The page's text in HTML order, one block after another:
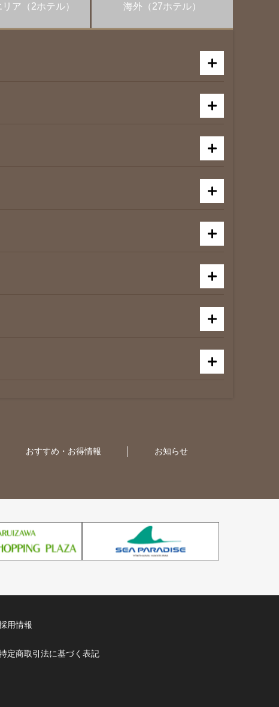
リア （2ホテル） 海外 （27ホテル）
おすすめ・お得情報 お知らせ
用情報
定商取引法に基づく表記